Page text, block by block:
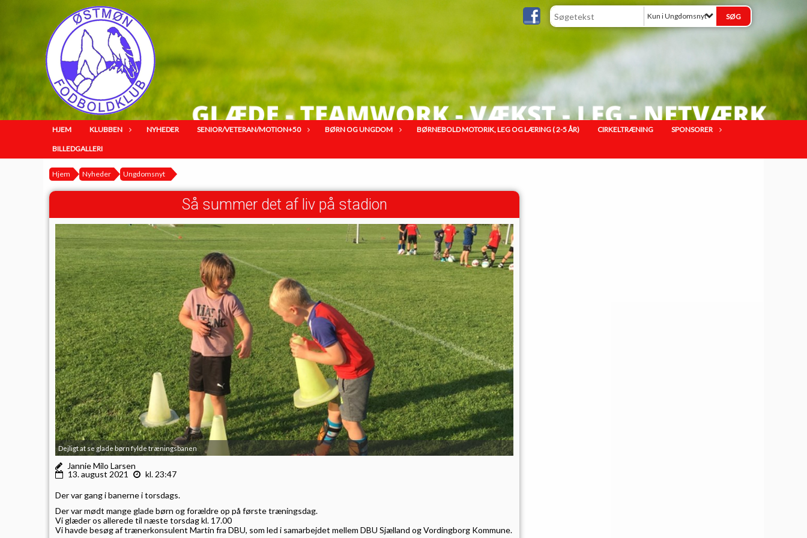
Kun i Ungdomsnyt
HJEM KLUBBEN NYHEDER SENIOR/VETERAN/MOTION+50 BØRN OG UNGDOM BØRNEBOLD MOTORIK, LEG OG LÆRING ( 2-5 ÅR) CIRKELTRÆNING SPONSORER
BILLEDGALLERI
Hjem Nyheder Ungdomsnyt
Så summer det af liv på stadion
Dejligt at se glade børn fylde træningsbanen
Jannie Milo Larsen
13. august 2021
kl. 23:47
Der var gang i banerne i torsdags.
Der var mødt mange glade børn og forældre op på første træningsdag.
Vi glæder os allerede til næste torsdag kl. 17.00
Vi havde besøg af trænerkonsulent Martin fra DBU, som led i samarbejdet mellem DBU Sjælland og Vordingborg Kommune.